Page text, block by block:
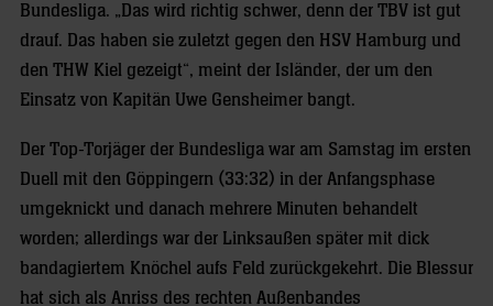
Bundesliga. „Das wird richtig schwer, denn der TBV ist gut
drauf. Das haben sie zuletzt gegen den HSV Hamburg und
den THW Kiel gezeigt“, meint der Isländer, der um den
Einsatz von Kapitän Uwe Gensheimer bangt.
Der Top-Torjäger der Bundesliga war am Samstag im ersten
Duell mit den Göppingern (33:32) in der Anfangsphase
umgeknickt und danach mehrere Minuten behandelt
worden; allerdings war der Linksaußen später mit dick
bandagiertem Knöchel aufs Feld zurückgekehrt. Die Blessur
hat sich als Anriss des rechten Außenbandes